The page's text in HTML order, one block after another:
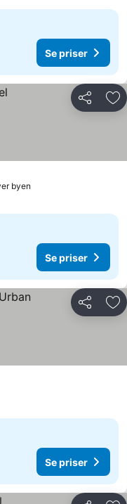
Se priser
Del
byen
Se priser
Del
Se priser